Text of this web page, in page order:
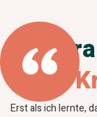
und
Jutta
Erst als ich lernte,